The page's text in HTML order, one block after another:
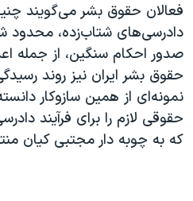
فعالان حقوق بشر می‌گویند
دادرسی‌های شتاب‌زده،
صدور احکام سنگین، از جمله
حقوق بشر ایران نیز روند
نمونه‌ای از همین سازوکار
که به چوبه دار مجتبی کیان